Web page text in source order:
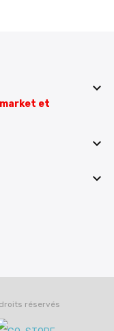

et


droits réservés